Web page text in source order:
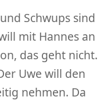
Schwups sind
mit Hannes an
das geht nicht.
Uwe will den
nehmen. Da